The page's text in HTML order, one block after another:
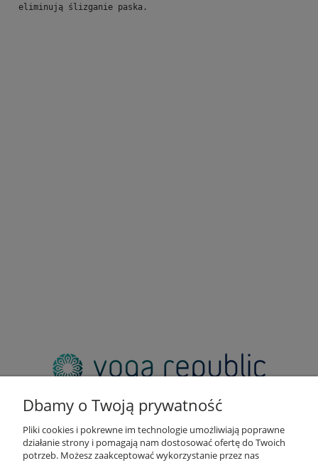
eliminują ślizganie paska.
email:
sklep@yogarepublic.pl
telefon:
+48 790 805 853
Dbamy o Twoją prywatność
Pliki cookies i pokrewne im technologie umożliwiają poprawne
działanie strony i pomagają nam dostosować ofertę do Twoich
potrzeb. Możesz zaakceptować wykorzystanie przez nas